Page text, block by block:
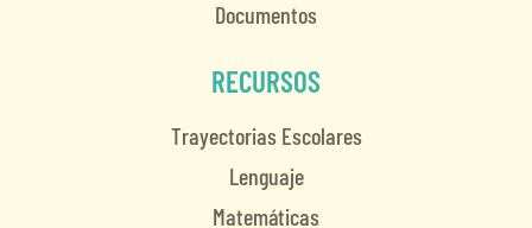
Documentos
RECURSOS
Trayectorias Escolares
Lenguaje
Matemáticas